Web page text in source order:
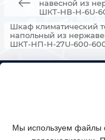
навесной из
ШКТ-НВ-Н-6U-
Шкаф климатический
напольный из
ШКТ-НП-Н-27U-600-
КАТАЛОГ ТОВАРОВ
Мы используем файлы